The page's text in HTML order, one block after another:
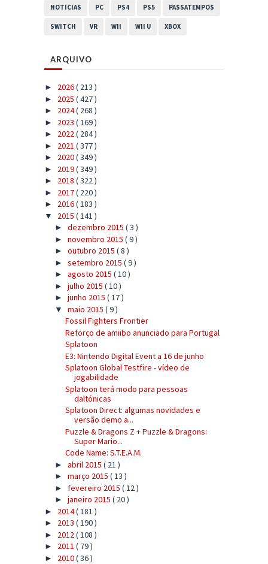
NOTICIAS PC PS4 PS5 PASSATEMPOS
SWITCH VR WII WII U XBOX
ARQUIVO
► 2026( 213 )
► 2025 ( 427 )
► 2024( 268 )
► 2023 ( 169 )
► 2022( 284 )
► 2021 ( 377 )
► 2020( 349 )
► 2019( 349 )
► 2018 ( 322 )
► 2017( 220 )
► 2016( 183 )
▼ 2015 ( 141 )
► dezembro 2015 ( 3 )
► novembro 2015 ( 9 )
► outubro 2015 ( 8 )
► setembro 2015 ( 9 )
► agosto 2015 ( 10 )
► julho 2015 ( 10 )
► junho 2015 ( 17 )
▼ maio 2015 ( 9 )
Fossil Fighters Frontier
Reforço de amiibo anunciado para Portugal
Splatoon
E3: Nintendo Digital Event a 16 de junho
Splatoon Global Testfire - vídeo de
jogabilidade
Splatoon terá modo para pessoas
daltónicas
Splatoon Direct: algumas novidades e
versão demo a...
Puzzle & Dragons Z + Puzzle & Dragons:
Super Mario...
Code Name: S.T.E.A.M.
► abril 2015 ( 21 )
► março 2015 ( 13 )
► fevereiro 2015 ( 12 )
► janeiro 2015 ( 20 )
► 2014( 181 )
► 2013 ( 190 )
► 2012( 108 )
► 2011 ( 79 )
► 2010( 36 )